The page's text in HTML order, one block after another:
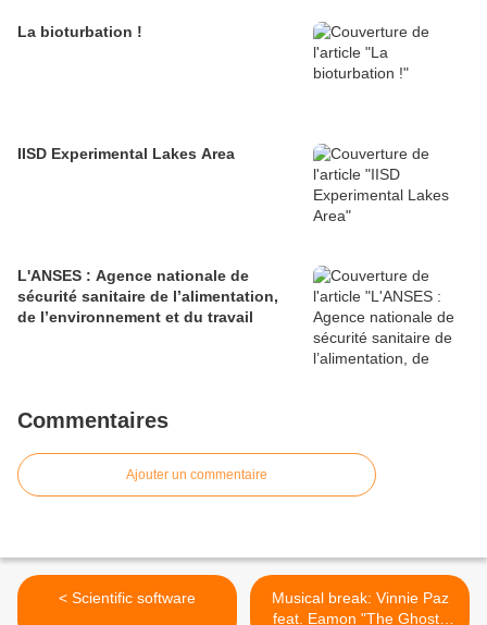
La bioturbation !
IISD Experimental Lakes Area
L'ANSES : Agence nationale de
sécurité sanitaire de l’alimentation,
de l’environnement et du travail
Commentaires
Ajouter un commentaire
< Scientific software
Musical break: Vinnie Paz
feat. Eamon "The Ghost I